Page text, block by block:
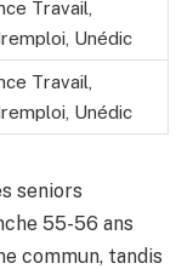
Travail,
Unédic
Travail,
Unédic
seniors
55-56 ans
commun, tandis